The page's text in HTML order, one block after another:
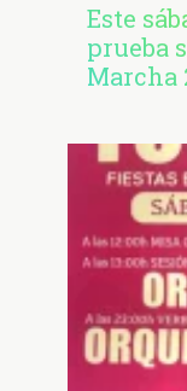
Este
prueba
Marcha